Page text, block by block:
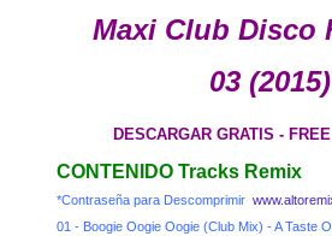
Maxi Club Disco
03 (2015)
DESCARGAR GRATIS -
CONTENIDO Tracks Remix
*Contraseña para Descomprimir
01 - Boogie Oogie Oogie (Club Mix) - A Taste